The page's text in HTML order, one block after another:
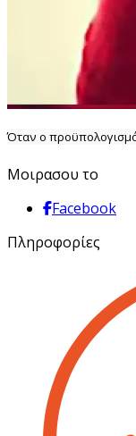
Όταν ο
Μοιρασου το
Facebook
Πληροφορίες